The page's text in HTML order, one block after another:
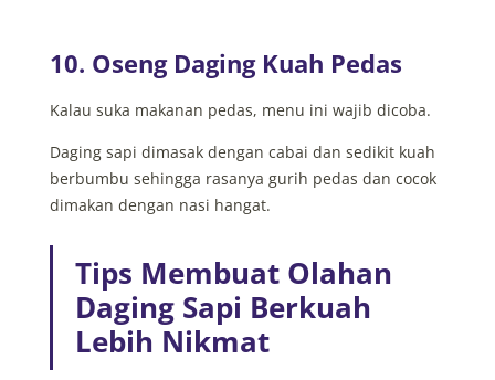
10. Oseng Daging Kuah Pedas
Kalau suka makanan pedas, menu ini wajib dicoba.
Daging sapi dimasak dengan cabai dan sedikit kuah
berbumbu sehingga rasanya gurih pedas dan cocok
dimakan dengan nasi hangat.
Tips Membuat Olahan
Daging Sapi Berkuah
Lebih Nikmat